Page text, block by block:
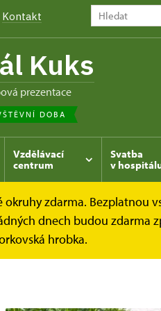
Kontakt
Kuks
prezentace
DOBA
Vzdělávací
centrum
Svatba
v
zdarma. Bezplatnou
dnech budou zdarma
hrobka.
co u nás roste... PELYNĚK